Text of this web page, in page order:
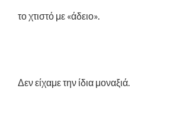
το χτιστό με «άδειο».
Δεν είχαμε την ίδια μοναξιά.